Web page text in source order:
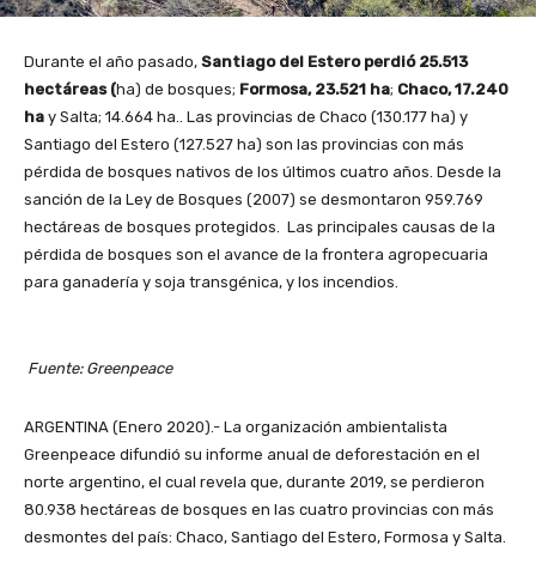
Durante el año pasado, Santiago del Estero perdió 25.513
hectáreas (ha) de bosques; Formosa, 23.521 ha; Chaco, 17.240
ha y Salta; 14.664 ha.. Las provincias de Chaco (130.177 ha) y
Santiago del Estero (127.527 ha) son las provincias con más
pérdida de bosques nativos de los últimos cuatro años. Desde la
sanción de la Ley de Bosques (2007) se desmontaron 959.769
hectáreas de bosques protegidos. Las principales causas de la
pérdida de bosques son el avance de la frontera agropecuaria
para ganadería y soja transgénica, y los incendios.
Fuente: Greenpeace
ARGENTINA (Enero 2020).- La organización ambientalista
Greenpeace difundió su informe anual de deforestación en el
norte argentino, el cual revela que, durante 2019, se perdieron
80.938 hectáreas de bosques en las cuatro provincias con más
desmontes del país: Chaco, Santiago del Estero, Formosa y Salta.